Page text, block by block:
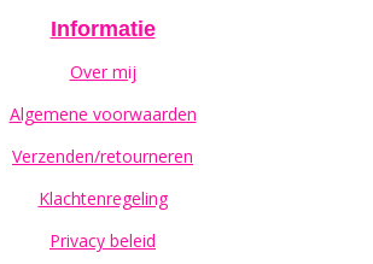
Informatie
Over mij
Algemene voorwaarden
Verzenden/retourneren
Klachtenregeling
Privacy beleid